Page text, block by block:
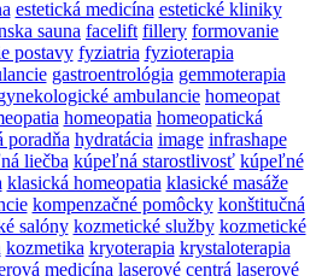
estetická medicína estetické kliniky
sauna facelift fillery formovanie
postavy fyziatria fyzioterapia
gastroentrológia gemmoterapia
ambulancie homeopat
homeopatia homeopatická
poradňa hydratácia image infrashape
liečba kúpeľná starostlivosť kúpeľné
klasická homeopatia klasické masáže
kompenzačné pomôcky konštitučná
salóny kozmetické služby kozmetické
kozmetika kryoterapia krystaloterapia
medicína laserové centrá laserové